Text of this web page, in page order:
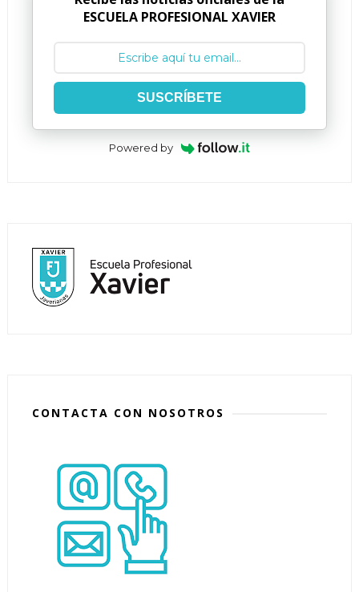
ESCUELA PROFESIONAL XAVIER
SUSCRÍBETE
Powered by
CONTACTA CON NOSOTROS